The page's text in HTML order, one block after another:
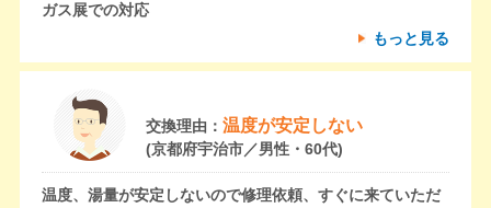
ガス展での対応
もっと見る
交換理由： 温度が安定しない
(京都府宇治市／男性・60代)
温度、湯量が安定しないので修理依頼、すぐに来ていただ